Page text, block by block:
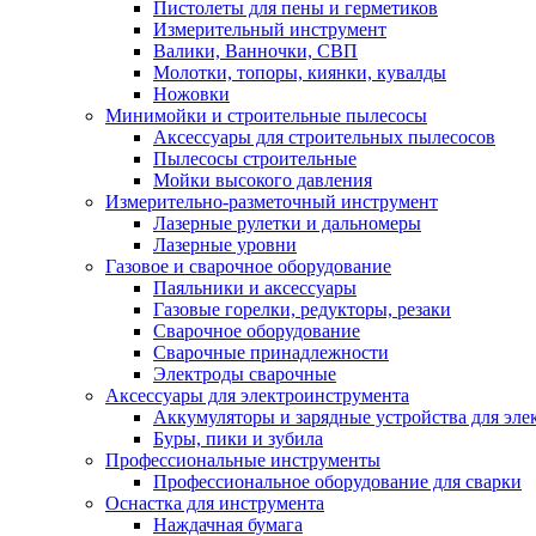
Пистолеты для пены и герметиков
Измерительный инструмент
Валики, Ванночки, СВП
Молотки, топоры, киянки, кувалды
Ножовки
Минимойки и строительные пылесосы
Аксессуары для строительных пылесосов
Пылесосы строительные
Мойки высокого давления
Измерительно-разметочный инструмент
Лазерные рулетки и дальномеры
Лазерные уровни
Газовое и сварочное оборудование
Паяльники и аксессуары
Газовые горелки, редукторы, резаки
Сварочное оборудование
Сварочные принадлежности
Электроды сварочные
Аксессуары для электроинструмента
Аккумуляторы и зарядные устройства для
Буры, пики и зубила
Профессиональные инструменты
Профессиональное оборудование для сварки
Оснастка для инструмента
Наждачная бумага